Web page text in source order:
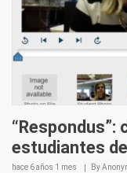
estudiantes
hace 6 años 1 mes By